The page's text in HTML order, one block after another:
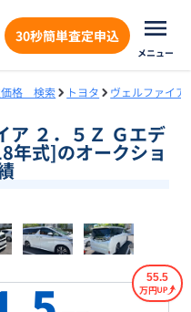
30秒簡単査定申込
メニュー
価格 検索 トヨタ ヴェルファイア
２．５Ｚ Ｇエデ
式]のオークショ
1/18
55.5
万円